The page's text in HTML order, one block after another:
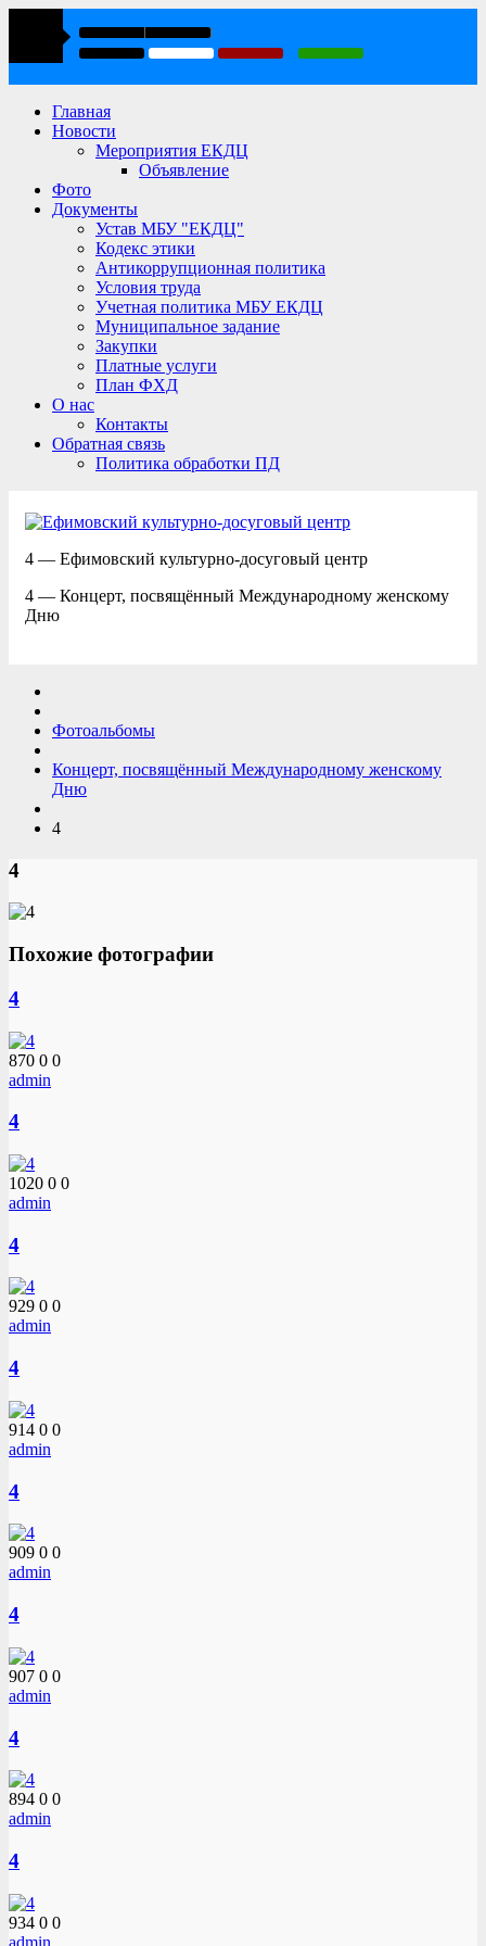
Главная
Новости
Мероприятия ЕКДЦ
Объявление
Фото
Документы
Устав МБУ "ЕКДЦ"
Кодекс этики
Антикоррупционная политика
Условия труда
Учетная политика МБУ ЕКДЦ
Муниципальное задание
Закупки
Платные услуги
План ФХД
О нас
Контакты
Обратная связь
Политика обработки ПД
4 — Ефимовский культурно-досуговый центр
4 — Концерт, посвящённый Международному женскому
Дню
Фотоальбомы
Концерт, посвящённый Международному женскому
Дню
4
4
Похожие фотографии
4
870 0 0
admin
4
1020 0 0
admin
4
929 0 0
admin
4
914 0 0
admin
4
909 0 0
admin
4
907 0 0
admin
4
894 0 0
admin
4
934 0 0
admin